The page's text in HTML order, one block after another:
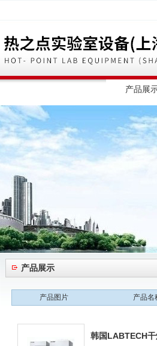
产品展
产品展示
产品图片 产品名
韩国LABTECH